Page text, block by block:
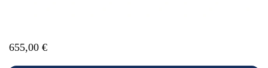
655,00 €